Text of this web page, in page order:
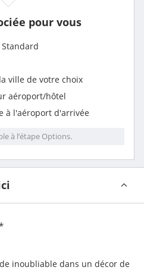
pour vous
ville de votre choix
aéroport/hôtel
à l'aéroport d'arrivée
à l’étape Options.
inoubliable dans un décor de